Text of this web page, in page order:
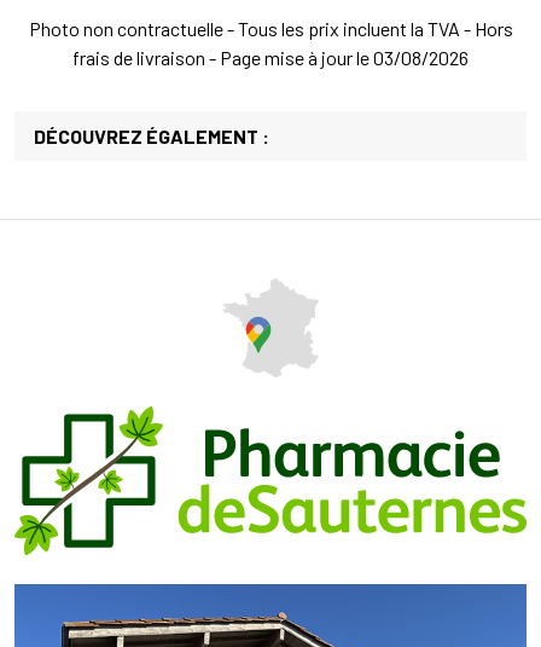
Photo non contractuelle - Tous les prix incluent la TVA - Hors
frais de livraison - Page mise à jour le 03/08/2026
DÉCOUVREZ ÉGALEMENT :